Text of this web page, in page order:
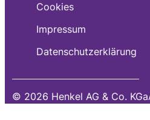
Cookies
Impressum
Datenschutzerklärung
© 2026 Henkel AG & Co.